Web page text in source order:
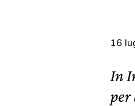
16
In
per